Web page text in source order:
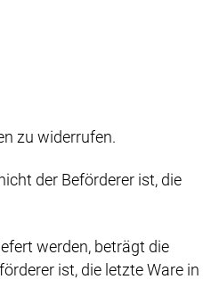
zu widerrufen.
der Beförderer ist, die
werden, beträgt die
ist, die letzte Ware in